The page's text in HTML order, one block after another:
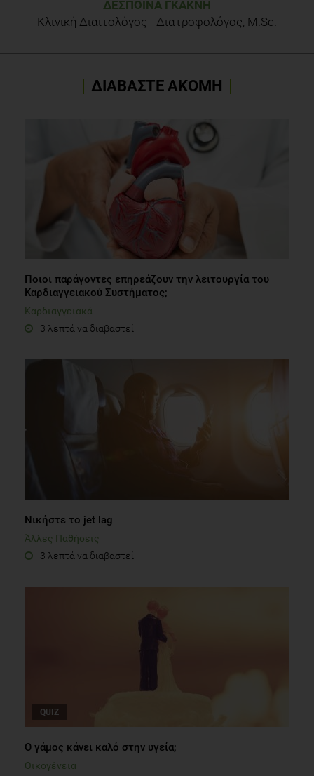
ΔΈΣΠΟΙΝΑ ΓΚΑΚΝΉ
Κλινική Διαιτολόγος - Διατροφολόγος, M.Sc.
ΔΙΑΒΑΣΤΕ ΑΚΟΜΗ
Ποιοι παράγοντες επηρεάζουν την λειτουργία του
Καρδιαγγειακού Συστήματος;
Καρδιαγγειακά
3 λεπτά να διαβαστεί
Νικήστε το jet lag
Άλλες Παθήσεις
3 λεπτά να διαβαστεί
QUIZ
O γάμος κάνει καλό στην υγεία;
Οικογένεια